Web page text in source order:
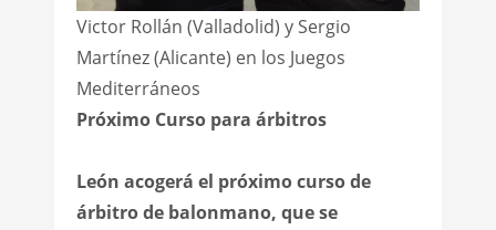
Victor Rollán (Valladolid) y Sergio
Martínez (Alicante) en los Juegos
Mediterráneos
Próximo Curso para árbitros
León acogerá el próximo curso de
árbitro de balonmano, que se